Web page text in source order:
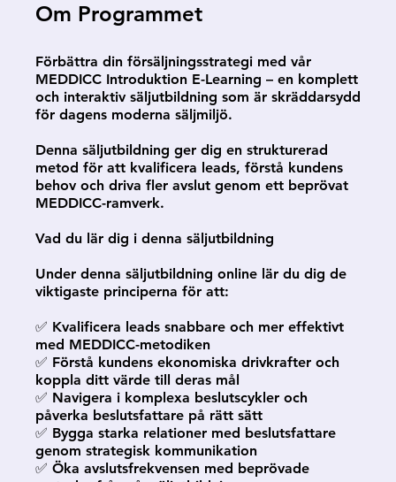
Om Programmet
Förbättra din försäljningsstrategi med vår
MEDDICC Introduktion E-Learning – en komplett
och interaktiv säljutbildning som är skräddarsydd
för dagens moderna säljmiljö.
Denna säljutbildning ger dig en strukturerad
metod för att kvalificera leads, förstå kundens
behov och driva fler avslut genom ett beprövat
MEDDICC-ramverk.
Vad du lär dig i denna säljutbildning
Under denna säljutbildning online lär du dig de
viktigaste principerna för att:
✅ Kvalificera leads snabbare och mer effektivt
med MEDDICC-metodiken
✅ Förstå kundens ekonomiska drivkrafter och
koppla ditt värde till deras mål
✅ Navigera i komplexa beslutscykler och
påverka beslutsfattare på rätt sätt
✅ Bygga starka relationer med beslutsfattare
genom strategisk kommunikation
✅ Öka avslutsfrekvensen med beprövade